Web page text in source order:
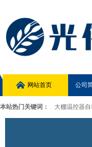
网站首页 公司
本站热门关键词： 大棚温控器